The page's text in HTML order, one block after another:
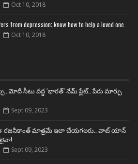
Oct 10, 2018
from depression; know how to help a loved one
Oct 10, 2018
మోదీ సీటు వద్ద ‘భారత్’ నేమ్ ప్లేట్‌.. పేరు మార్పు
Sept 09, 2023
రజనీకాంత్ మాత్రమే ఇలా చేయగలరు.. వాట్ యాన్
Sept 09, 2023